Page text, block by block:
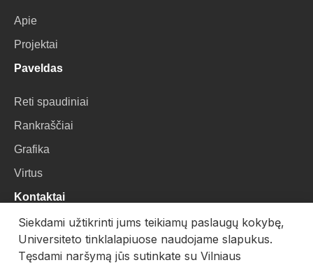
Apie
Projektai
Paveldas
Reti spaudiniai
Rankraščiai
Grafika
Virtus
Kontaktai
VU Biblioteka
Universiteto g. 3, LT-01122, Vilnius
Siekdami užtikrinti jums teikiamų paslaugų kokybę,
Universiteto tinklalapiuose naudojame slapukus.
Tęsdami naršymą jūs sutinkate su Vilniaus